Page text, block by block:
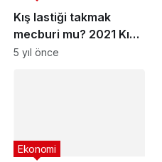
Kış lastiği takmak
mecburi mu? 2021 Kış
lastiği uygulaması
5 yıl önce
Ekonomi